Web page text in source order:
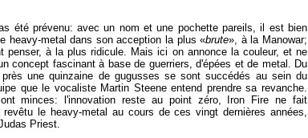
été prévenu: avec un nom et une pochette pareils, il est bien
heavy-metal dans son acception la plus «brute», à la Manowar;
penser, à la plus ridicule. Mais ici on annonce la couleur, et ne
concept fascinant à base de guerriers, d'épées et de metal. Du
une quinzaine de gugusses se sont succédés au sein du
que le vocaliste Martin Steene entend prendre sa revanche.
minces: l'innovation reste au point zéro, Iron Fire ne fait
le heavy-metal au cours de ces vingt dernières années,